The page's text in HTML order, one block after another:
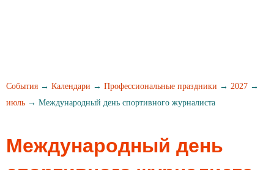
События → Календари → Профессиональные праздники → 2027 →
июль → Международный день спортивного журналиста
Международный день